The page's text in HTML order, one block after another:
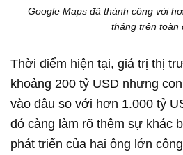
Google Maps đã thành công với
tháng trên toàn
Thời điểm hiện tại, giá trị thị
khoảng 200 tỷ USD nhưng
vào đâu so với hơn 1.000 tỷ
đó càng làm rõ thêm sự khác
phát triển của hai ông lớn